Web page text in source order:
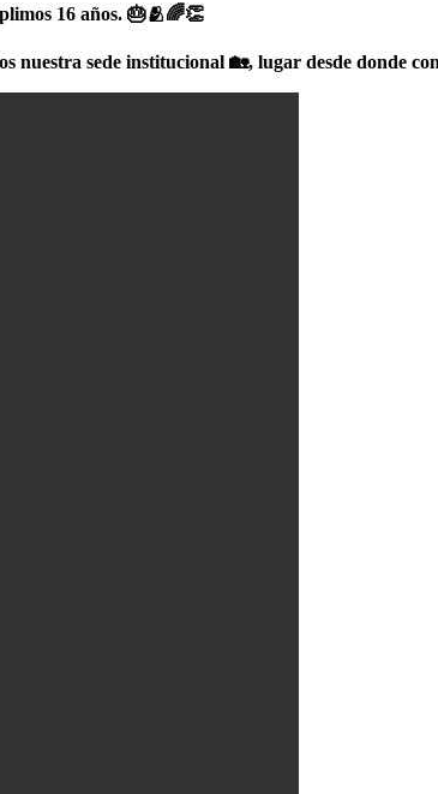
16 años. 🎂🫂🌈👏
nuestra sede institucional 🏡, lugar desde donde